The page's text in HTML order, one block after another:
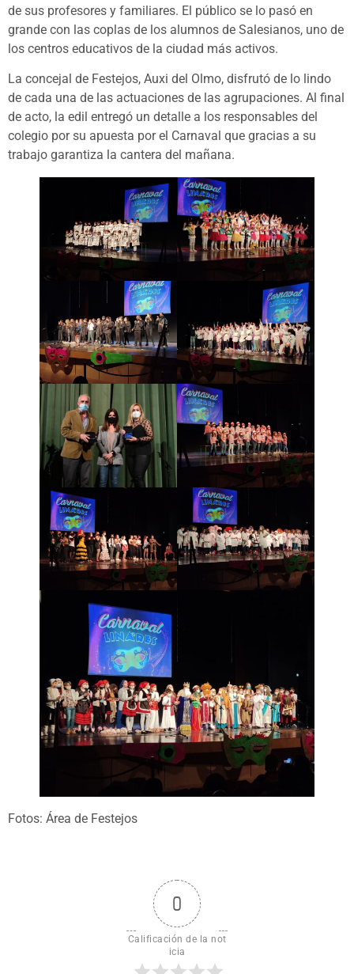
de sus profesores y familiares. El público se lo pasó en
grande con las coplas de los alumnos de Salesianos, uno de
los centros educativos de la ciudad más activos.
La concejal de Festejos, Auxi del Olmo, disfrutó de lo lindo
de cada una de las actuaciones de las agrupaciones. Al final
de acto, la edil entregó un detalle a los responsables del
colegio por su apuesta por el Carnaval que gracias a su
trabajo garantiza la cantera del mañana.
Fotos: Área de Festejos
0
Calificación de la not
icia